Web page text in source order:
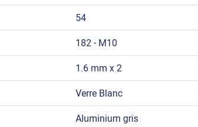
54
182 - M10
1.6 mm x 2
Verre Blanc
Aluminium gris